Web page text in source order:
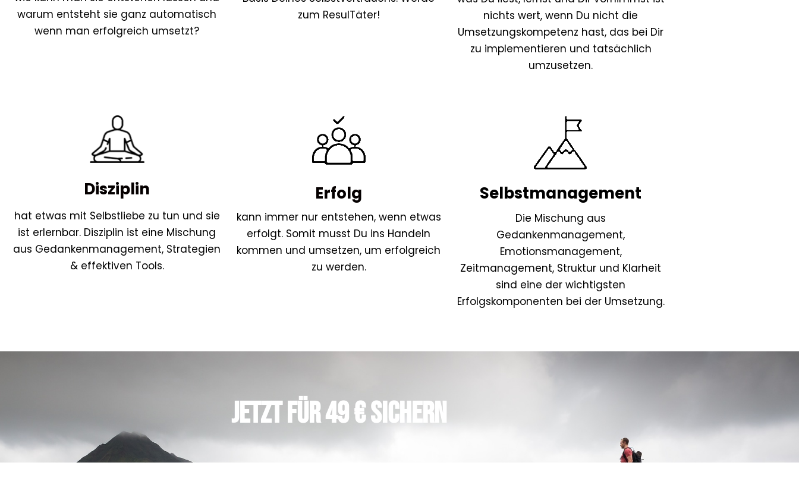
warum entsteht sie ganz automatisch
wenn man erfolgreich umsetzt?
zum ResulTäter!
nichts wert, wenn Du nicht die
Umsetzungskompetenz hast, das bei Dir
zu implementieren und tatsächlich
umzusetzen.
Disziplin
hat etwas mit Selbstliebe zu tun und sie
ist erlernbar. Disziplin ist eine Mischung
aus Gedankenmanagement, Strategien
& effektiven Tools.
Erfolg
kann immer nur entstehen, wenn etwas
erfolgt. Somit musst Du ins Handeln
kommen und umsetzen, um erfolgreich
zu werden.
Selbstmanagement
Die Mischung aus
Gedankenmanagement,
Emotionsmanagement,
Zeitmanagement, Struktur und Klarheit
sind eine der wichtigsten
Erfolgskomponenten bei der Umsetzung.
Jetzt für 49 € sichern